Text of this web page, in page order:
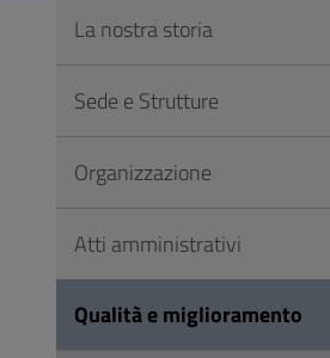
Footer
La nostra storia
Sede e Strutture
Organizzazione
Atti amministrativi
Qualità e miglioramento